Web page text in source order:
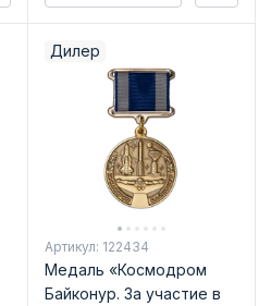
Дилер
Артикул: 122434
Медаль «Космодром
Байконур. За участие в